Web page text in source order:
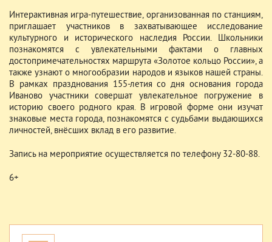
Интерактивная игра-путешествие, организованная по станциям,
приглашает участников в захватывающее исследование
культурного и исторического наследия России. Школьники
познакомятся с увлекательными фактами о главных
достопримечательностях маршрута «Золотое кольцо России», а
также узнают о многообразии народов и языков нашей страны.
В рамках празднования 155-летия со дня основания города
Иваново участники совершат увлекательное погружение в
историю своего родного края. В игровой форме они изучат
знаковые места города, познакомятся с судьбами выдающихся
личностей, внёсших вклад в его развитие.
Запись на мероприятие осуществляется по телефону 32-80-88.
6+